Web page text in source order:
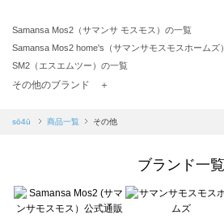
Samansa Mos2（サマンサ モスモス）の一覧
Samansa Mos2 home's（サマンサモスモスホームズ
SM2（エスエムツー）の一覧
TSUHARU by Samansa Mos2（ツハルバイサマンサ
Samansa Mos2 blue（サマンサモスモス ブルー）の
Te chichi（テチチ）の一覧
Te chichi CLASSIC（テチチ クラシック）の一覧
その他のブランド ＋
sō4ū 商品一覧 その他
ブランド一覧